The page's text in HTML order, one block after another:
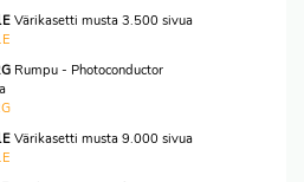
Värikasetti musta 3.500 sivua
Rumpu - Photoconductor
Värikasetti musta 9.000 sivua